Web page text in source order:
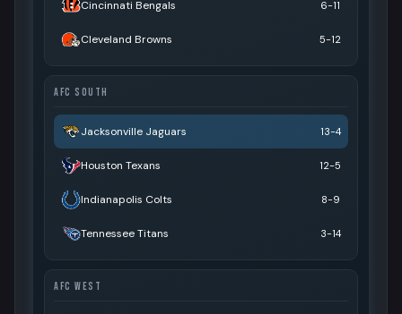
Cincinnati Bengals 6-11
Cleveland Browns 5-12
AFC SOUTH
Jacksonville Jaguars 13-4
Houston Texans 12-5
Indianapolis Colts 8-9
Tennessee Titans 3-14
AFC WEST